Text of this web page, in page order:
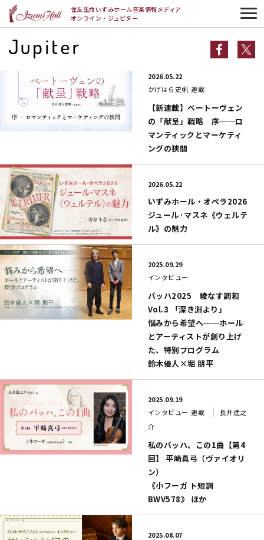
住友生命いずみホール音楽情報メディア
オンライン・ジュピター
今話題の記事
今話題の記事一覧
2026.05.22
かげはら史帆 連載
【新連載】ベートーヴェン
の「献呈」戦略 序──ロ
マンティックとマーケティ
ングの狭間
2026.05.22
いずみホール・オペラ2026
ジュール·マスネ《ウェルテ
ル》の魅力
2025.09.29
インタビュー
バッハ2025 綾なす調和
Vol.3 「深き淵より」
悩みから希望へ──ホール
とアーティストが創り上げ
た、特別プログラム
鈴木優人×堀 朋平
2025.09.19
インタビュー 連載
長井進之
介
私のバッハ、この1曲【第4
回】 平崎真弓（ヴァイオリ
ン）
《小フーガ ト短調
BWV578》 ほか
2025.08.07